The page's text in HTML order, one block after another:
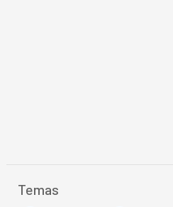
Temas